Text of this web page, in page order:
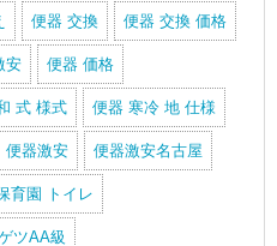
便器 交換 便器 交換 価格
安 便器 価格
式 様式 便器 寒冷 地 仕様
便器激安 便器激安名古屋
育園 トイレ
ツAA級